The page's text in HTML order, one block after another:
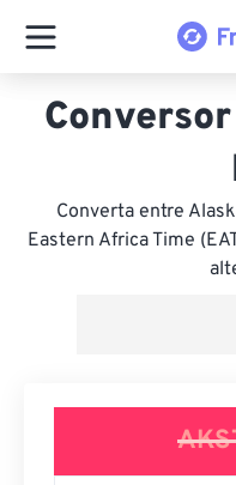
Converta entre
Eastern Africa Time